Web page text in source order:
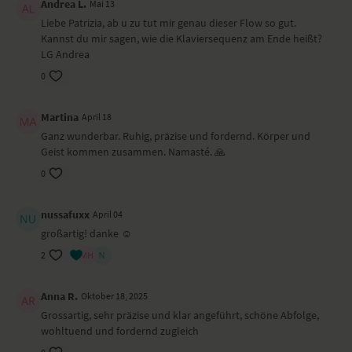
Andrea L. Mai 13
Liebe Patrizia, ab u zu tut mir genau dieser Flow so gut.
Kannst du mir sagen, wie die Klaviersequenz am Ende heißt?
LG Andrea
0
Martina April 18
Ganz wunderbar. Ruhig, präzise und fordernd. Körper und
Geist kommen zusammen. Namasté. 🙏
0
nussafuxx April 04
großartig! danke ☺️
2
Anna R. Oktober 18, 2025
Grossartig, sehr präzise und klar angeführt, schöne Abfolge,
wohltuend und fordernd zugleich